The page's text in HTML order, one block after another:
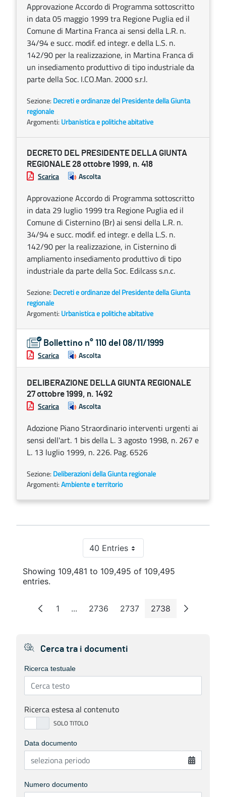
Approvazione Accordo di Programma sottoscritto
in data 05 maggio 1999 tra Regione Puglia ed il
Comune di Martina Franca ai sensi della L.R. n.
34/94 e succ. modif. ed integr. e della L.S. n.
142/90 per la realizzazione, in Martina Franca di
un insediamento produttivo di tipo industriale da
parte della Soc. I.CO.Man. 2000 s.r.l.
Sezione: Decreti e ordinanze del Presidente della Giunta
regionale
Argomenti: Urbanistica e politiche abitative
DECRETO DEL PRESIDENTE DELLA GIUNTA
REGIONALE 28 ottobre 1999, n. 418
Scarica Ascolta
Approvazione Accordo di Programma sottoscritto
in data 29 luglio 1999 tra Regione Puglia ed il
Comune di Cisternino (Br) ai sensi della L.R. n.
34/94 e succ. modif. ed integr. e della L.S. n.
142/90 per la realizzazione, in Cisternino di
ampliamento insediamento produttivo di tipo
industriale da parte della Soc. Edilcass s.n.c.
Sezione: Decreti e ordinanze del Presidente della Giunta
regionale
Argomenti: Urbanistica e politiche abitative
Bollettino n° 110 del 08/11/1999
Scarica Ascolta
DELIBERAZIONE DELLA GIUNTA REGIONALE
27 ottobre 1999, n. 1492
Scarica Ascolta
Adozione Piano Straordinario interventi urgenti ai
sensi dell'art. 1 bis della L. 3 agosto 1998, n. 267 e
L. 13 luglio 1999, n. 226. Pag. 6526
Sezione: Deliberazioni della Giunta regionale
Argomenti:Ambiente e territorio
40 EntriesPer Page
Showing 109,481 to 109,495 of 109,495
entries.
Page
1 ...Intermediate Pages
Page
2736 Page
2737 Page
2738
Cerca tra i documenti
Ricerca testuale
Ricerca estesa al contenuto
Data documento
Numero documento